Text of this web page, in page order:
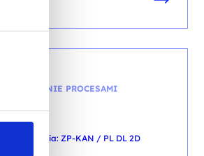
ZARZĄDZANIE PROCESAMI
Kanban
kod szkolenia: ZP-KAN / PL DL 2D